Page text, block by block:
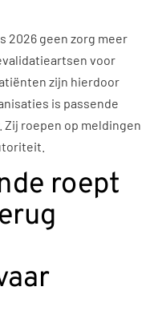
2026 geen zorg meer
voor
zijn hierdoor
is passende
roepen op meldingen
roept